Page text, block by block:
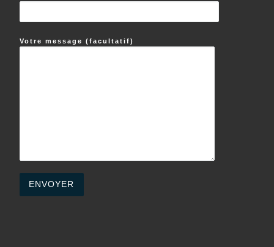
Votre message (facultatif)